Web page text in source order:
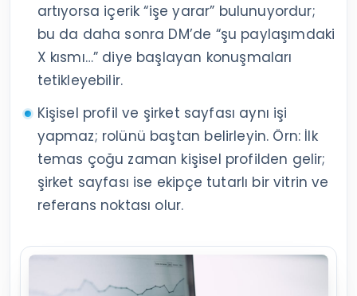
artıyorsa içerik “işe yarar” bulunuyordur;
bu da daha sonra DM’de “şu paylaşımdaki
X kısmı…” diye başlayan konuşmaları
tetikleyebilir.
Kişisel profil ve şirket sayfası aynı işi
yapmaz; rolünü baştan belirleyin. Örn: İlk
temas çoğu zaman kişisel profilden gelir;
şirket sayfası ise ekipçe tutarlı bir vitrin ve
referans noktası olur.